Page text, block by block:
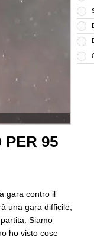
PER 95
gara contro il
una gara difficile,
Siamo
ho visto cose